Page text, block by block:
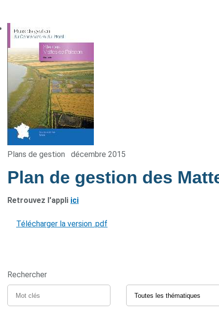
Plans de gestion décembre 2015
Plan de gestion des
Retrouvez l'appli ici
Télécharger la version .pdf
Rechercher